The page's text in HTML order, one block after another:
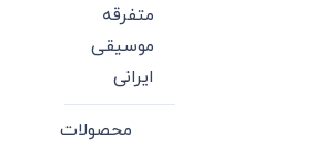
متفرقه
موسیقی
ایرانی
محصولات